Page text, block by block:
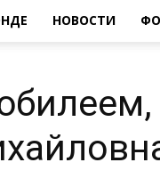
НОВОСТИ